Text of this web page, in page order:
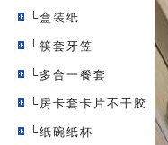
└盒装纸
└筷套牙笠
└多合一餐套
└房卡套卡片不干胶
└纸碗纸杯